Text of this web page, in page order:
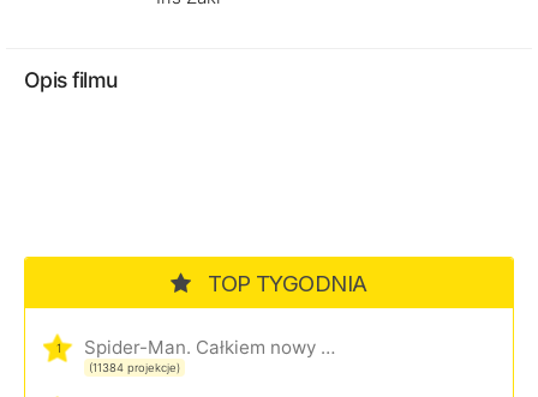
Opis filmu
TOP TYGODNIA
1 Spider-Man. Całkiem nowy dzień
(11384 projekcje)